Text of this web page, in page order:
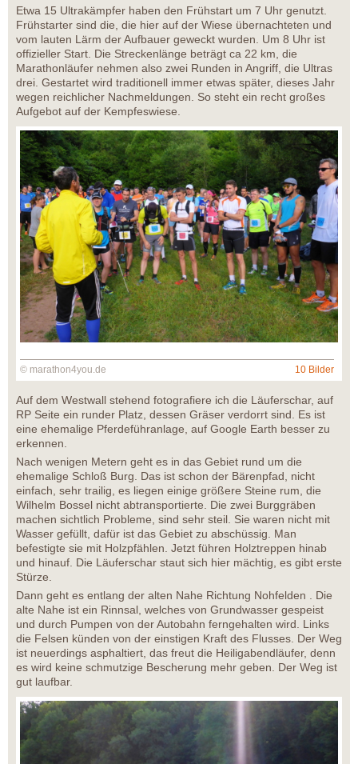
Etwa 15 Ultrakämpfer haben den Frühstart um 7 Uhr genutzt.
Frühstarter sind die, die hier auf der Wiese übernachteten und
vom lauten Lärm der Aufbauer geweckt wurden. Um 8 Uhr ist
offizieller Start. Die Streckenlänge beträgt ca 22 km, die
Marathonläufer nehmen also zwei Runden in Angriff, die Ultras
drei. Gestartet wird traditionell immer etwas später, dieses Jahr
wegen reichlicher Nachmeldungen. So steht ein recht großes
Aufgebot auf der Kempfeswiese.
© marathon4you.de 10 Bilder
Auf dem Westwall stehend fotografiere ich die Läuferschar, auf
RP Seite ein runder Platz, dessen Gräser verdorrt sind. Es ist
eine ehemalige Pferdeführanlage, auf Google Earth besser zu
erkennen.
Nach wenigen Metern geht es in das Gebiet rund um die
ehemalige Schloß Burg. Das ist schon der Bärenpfad, nicht
einfach, sehr trailig, es liegen einige größere Steine rum, die
Wilhelm Bossel nicht abtransportierte. Die zwei Burggräben
machen sichtlich Probleme, sind sehr steil. Sie waren nicht mit
Wasser gefüllt, dafür ist das Gebiet zu abschüssig. Man
befestigte sie mit Holzpfählen. Jetzt führen Holztreppen hinab
und hinauf. Die Läuferschar staut sich hier mächtig, es gibt erste
Stürze.
Dann geht es entlang der alten Nahe Richtung Nohfelden . Die
alte Nahe ist ein Rinnsal, welches von Grundwasser gespeist
und durch Pumpen von der Autobahn ferngehalten wird. Links
die Felsen künden von der einstigen Kraft des Flusses. Der Weg
ist neuerdings asphaltiert, das freut die Heiligabendläufer, denn
es wird keine schmutzige Bescherung mehr geben. Der Weg ist
gut laufbar.